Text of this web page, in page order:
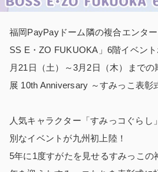
福岡PayPayドーム隣の複合エンタ
SS E・ZO FUKUOKA」6階イベン
月21日（土）～3月2日（木）まで
展 10th Anniversary ～すみっこ表彰
人気キャラクター「すみっコぐらし
別なイベントが九州初上陸！
5年に1度すがたを見せるすみっこの